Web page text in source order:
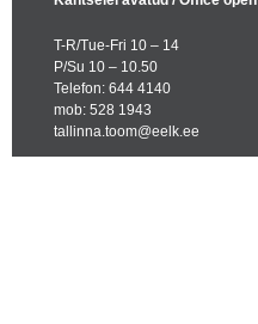
T-R/Tue-Fri 10 – 14
P/Su 10 – 10.50
Telefon: 644 4140
mob: 528 1943
tallinna.toom@eelk.ee